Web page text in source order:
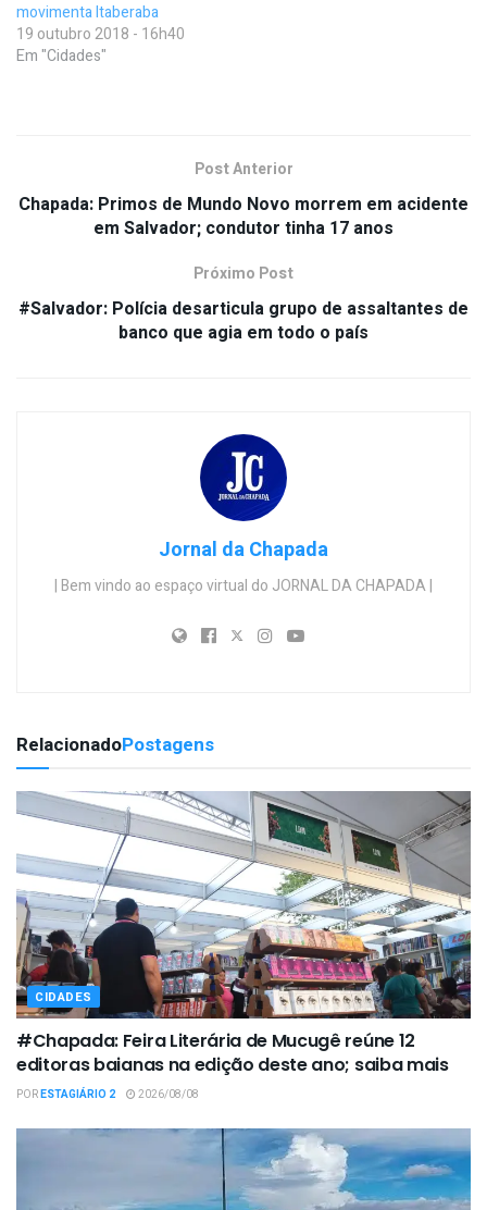
movimenta Itaberaba
19 outubro 2018 - 16h40
Em "Cidades"
Post Anterior
Chapada: Primos de Mundo Novo morrem em acidente
em Salvador; condutor tinha 17 anos
Próximo Post
#Salvador: Polícia desarticula grupo de assaltantes de
banco que agia em todo o país
Jornal da Chapada
| Bem vindo ao espaço virtual do JORNAL DA CHAPADA |
RelacionadoPostagens
CIDADES
#Chapada: Feira Literária de Mucugê reúne 12
editoras baianas na edição deste ano; saiba mais
PORESTAGIÁRIO 2 2026/08/08